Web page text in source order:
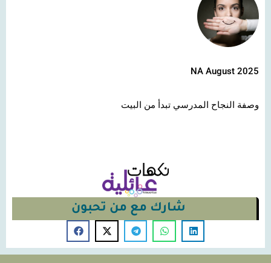
NA August 2025
وصفة النجاح المدرسي تبدأ من البيت
شارك مع من تحبون